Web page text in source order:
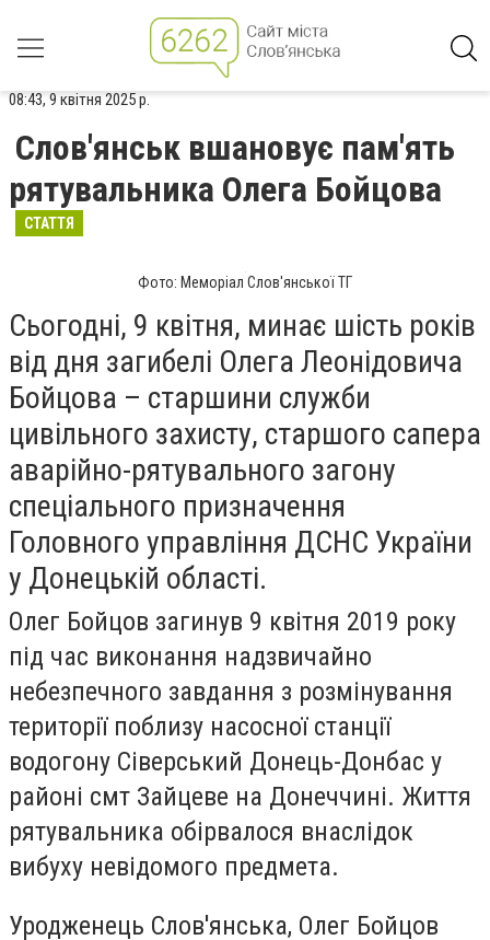
08:43, 9 квітня 2025 р.
Слов'янськ вшановує пам'ять
рятувальника Олега Бойцова
СТАТТЯ
Фото: Меморіал Слов'янської ТГ
Сьогодні, 9 квітня, минає шість років
від дня загибелі Олега Леонідовича
Бойцова – старшини служби
цивільного захисту, старшого сапера
аварійно-рятувального загону
спеціального призначення
Головного управління ДСНС України
у Донецькій області.
Олег Бойцов загинув 9 квітня 2019 року
під час виконання надзвичайно
небезпечного завдання з розмінування
території поблизу насосної станції
водогону Сіверський Донець-Донбас у
районі смт Зайцеве на Донеччині. Життя
рятувальника обірвалося внаслідок
вибуху невідомого предмета.
Уродженець Слов'янська, Олег Бойцов